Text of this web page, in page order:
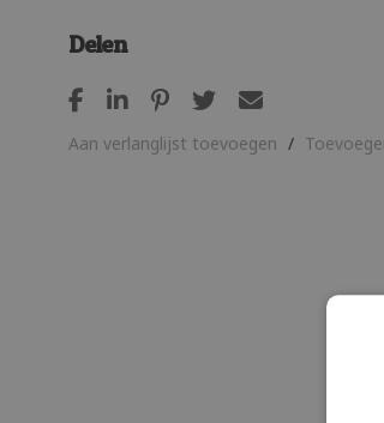
Delen
Aan verlanglijst toevoegen /